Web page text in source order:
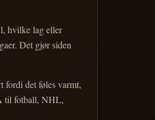
hvilke lag eller
Det gjør siden
fordi det føles varmt,
til fotball, NHL,